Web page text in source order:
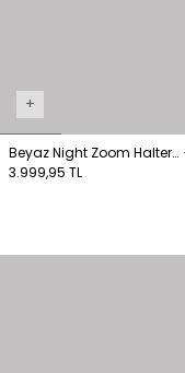
+
Beyaz Night Zoom Halter
Yaka Uzun Elbise
3.999,95 TL